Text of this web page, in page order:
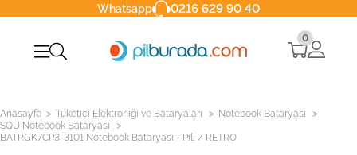
Whatsapp 0216 629 90 40
0
Anasayfa > Tüketici Elektroniği ve Bataryaları > Notebook Bataryası >
SQU Notebook Bataryası >
BATRGK7CP3-3101 Notebook Bataryası - Pili / RETRO